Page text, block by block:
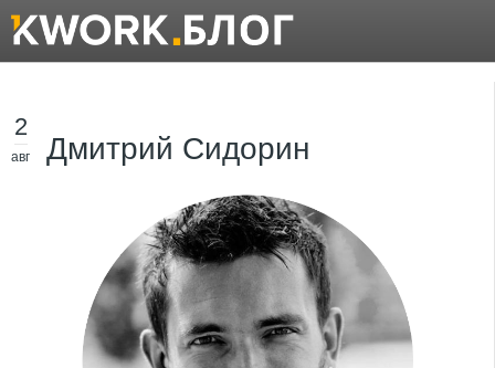
2
авг Дмитрий Сидорин